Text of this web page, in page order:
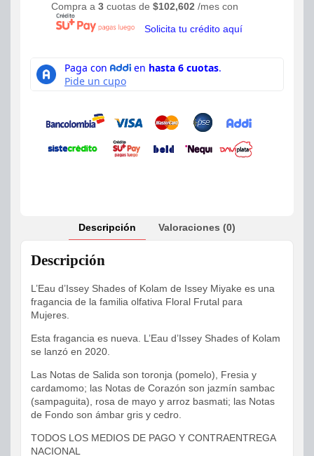
Compra a 3 cuotas de $102,602 /mes con
Solicita tu crédito aquí
Descripción Valoraciones (0)
Descripción
L’Eau d’Issey Shades of Kolam de Issey Miyake es una
fragancia de la familia olfativa Floral Frutal para
Mujeres.
Esta fragancia es nueva. L’Eau d’Issey Shades of Kolam
se lanzó en 2020.
Las Notas de Salida son toronja (pomelo), Fresia y
cardamomo; las Notas de Corazón son jazmín sambac
(sampaguita), rosa de mayo y arroz basmati; las Notas
de Fondo son ámbar gris y cedro.
TODOS LOS MEDIOS DE PAGO Y CONTRAENTREGA
NACIONAL